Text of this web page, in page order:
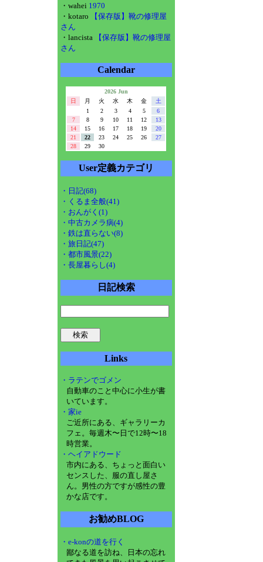
・wahei 1970
・kotaro
【保存版】靴の修理屋
さん
・lancista
【保存版】靴の修理屋
さん
Calendar
2026 Jun
日
月 火 水 木 金
土
1
2 3 4 5
6
7
8 9 10 11 12
13
14
15 16 17 18 19
20
21
22 23 24 25 26
27
28
29 30
User定義カテゴリ
・日記(68)
・くるま全般(41)
・おんがく(1)
・中古カメラ病(4)
・鉄は直らない(8)
・旅日記(47)
・都市風景(22)
・長屋暮らし(4)
日記検索
Links
・ラテンでゴメン
自動車のこと中心に小生が書
いています。
・家ie
ご近所にある、ギャラリーカ
フェ。毎週木〜日で12時〜18
時営業。
・ヘイアドウード
市内にある、ちょっと面白い
センスした、服の直し屋さ
ん。男性の方ですが感性の豊
かな店です。
お勧めBLOG
・e-konの道を行く
鄙なる道を訪ね、日本の忘れ